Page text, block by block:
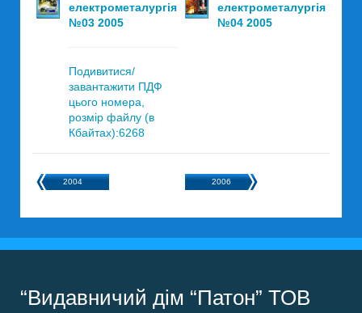
електрометалургія
№03 2005
Подивитися/
завантажити ПДФ
цього номера,
розмір файлу (в
Кбайтах):6268
електрометалургія
№04 2005
2004 2006
“Видавничий дім “Патон” ТОВ